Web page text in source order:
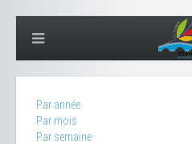
Par année
Par mois
Par semaine